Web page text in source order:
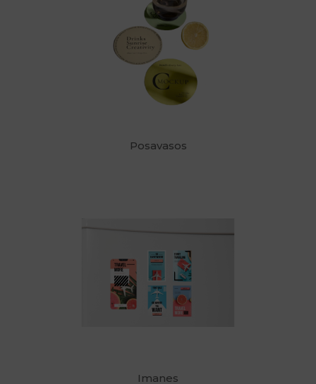
Posavasos
Imanes